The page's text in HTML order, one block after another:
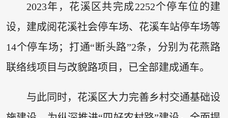
2023年，花溪区共完成2252个停车位的建
设，建成阅花溪社会停车场、花溪车站停车场等
14个停车场；打通“断头路”2条，分别为花燕路
联络线项目与改貌路项目，已全部建成通车。
与此同时，花溪区大力完善乡村交通基础设